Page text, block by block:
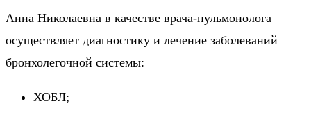
Анна Николаевна в качестве врача-пульмонолога
осуществляет диагностику и лечение заболеваний
бронхолегочной системы:
ХОБЛ;